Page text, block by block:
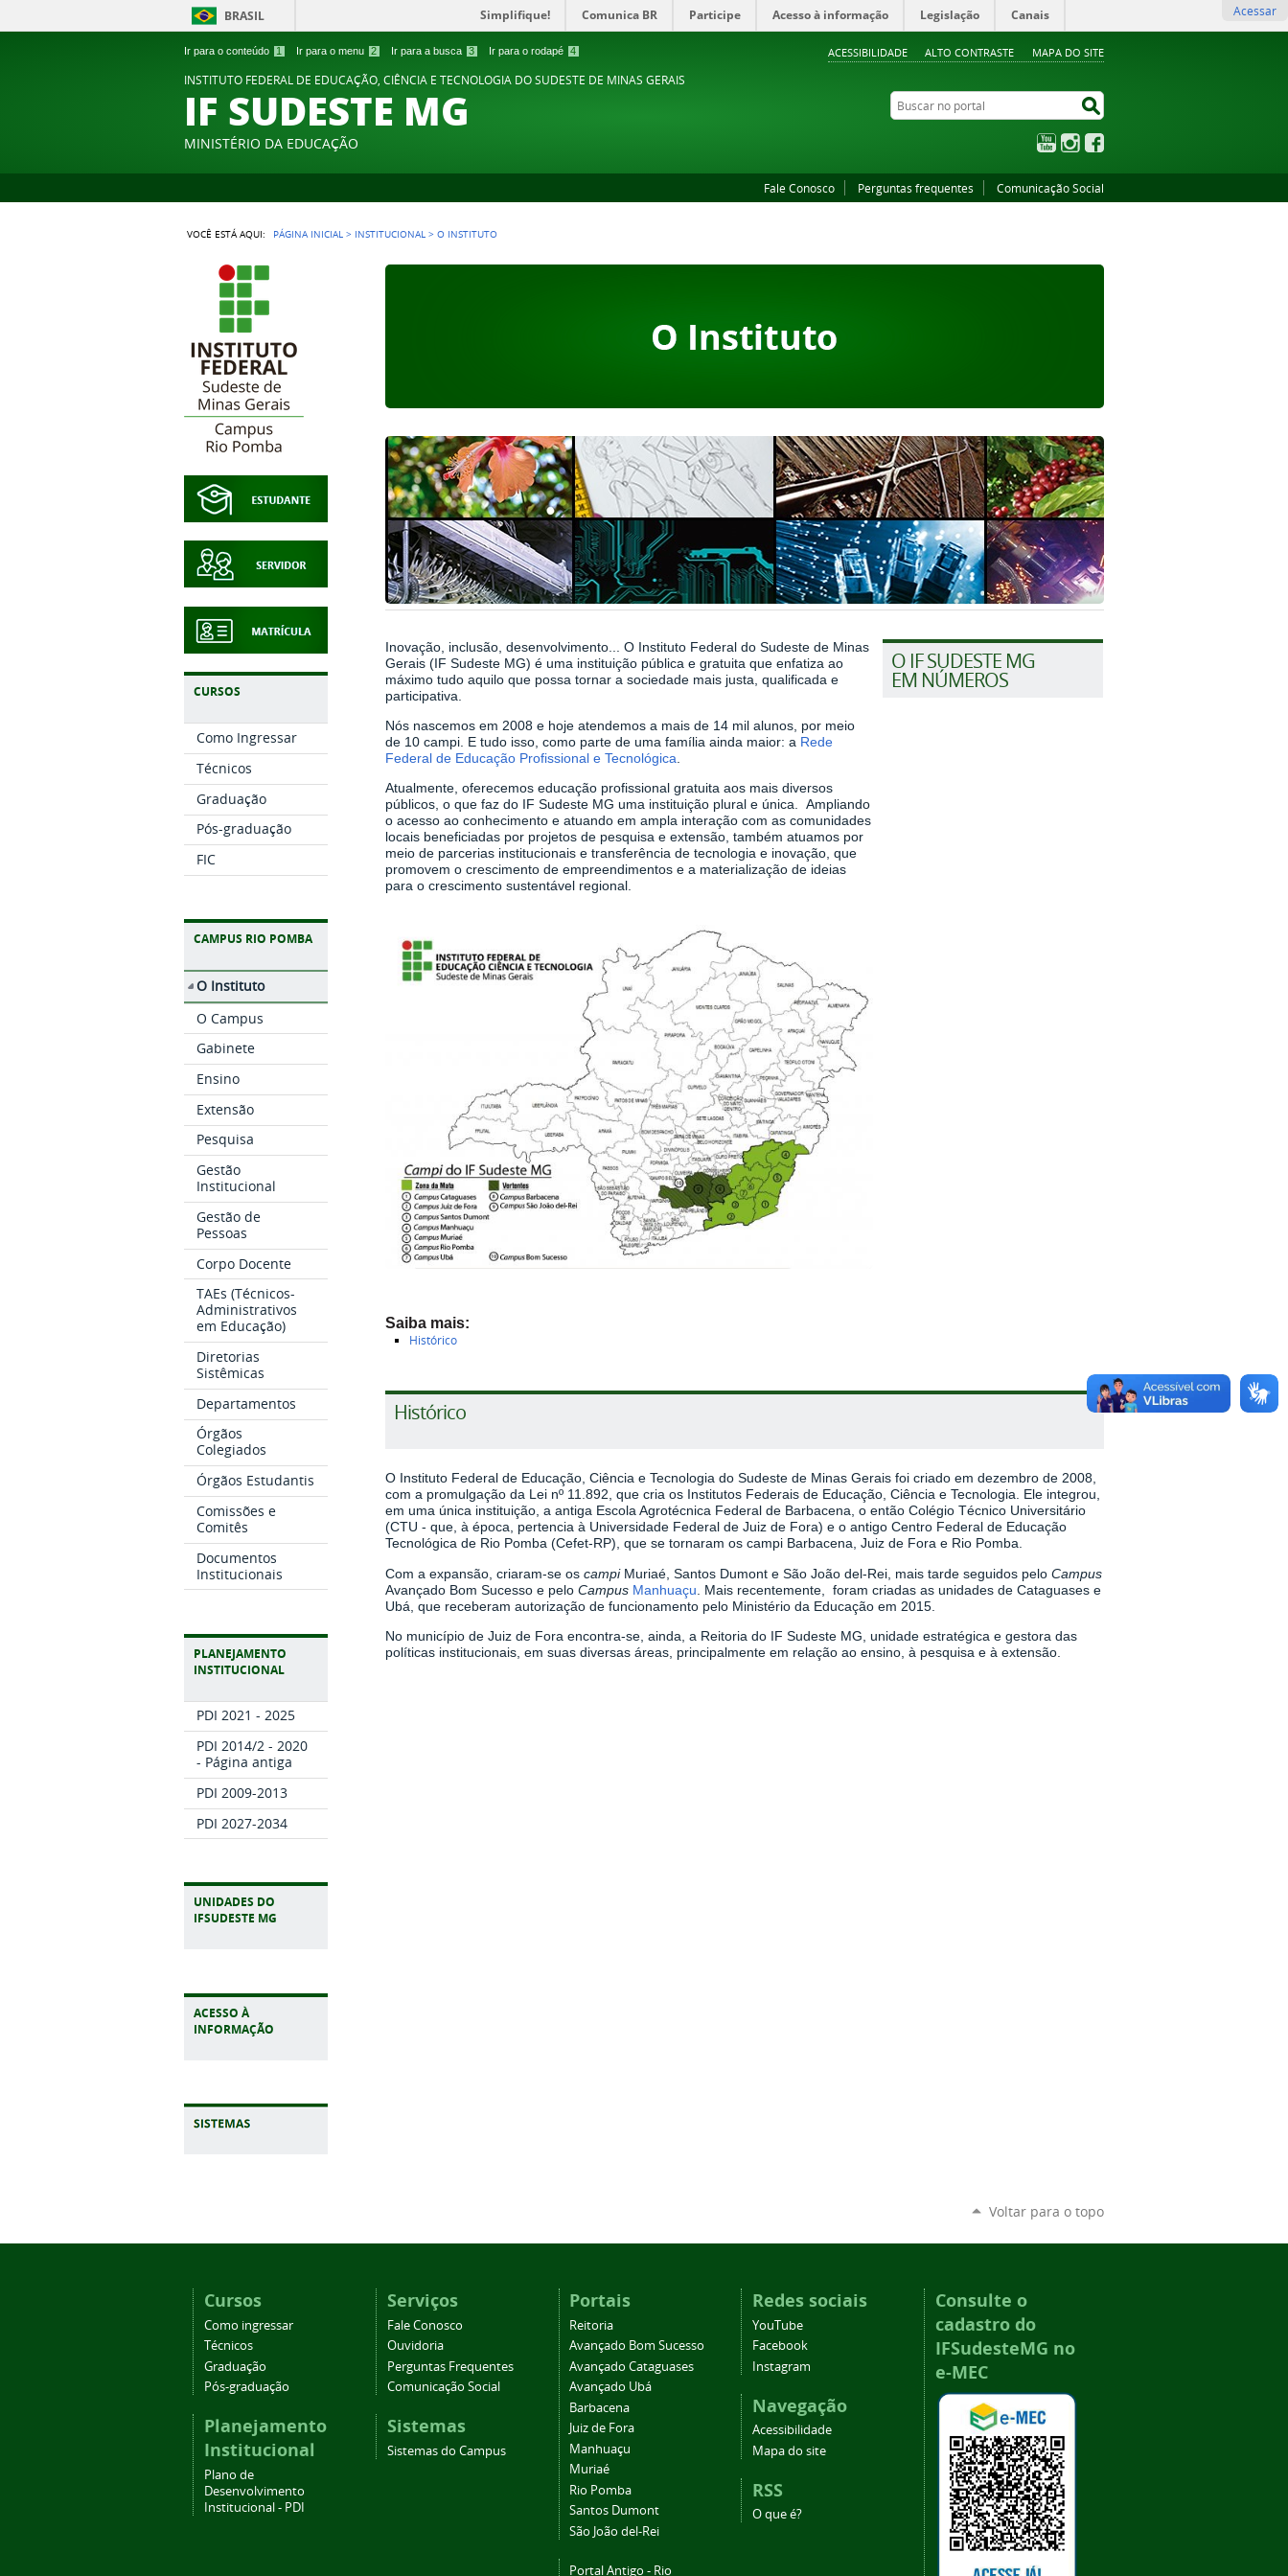
Ir para o conteúdo 1 Ir para o menu 2 Ir para a busca 3 Ir para o rodapé 4 ACESSIBILIDADE ALTO CONTRASTE MAPA DO SITE
BRASIL Simplifique! Comunica BR Participe Acesso à informação Legislação Canais Acessar
INSTITUTO FEDERAL DE EDUCAÇÃO, CIÊNCIA E TECNOLOGIA DO SUDESTE DE MINAS GERAIS
IF SUDESTE MG
MINISTÉRIO DA EDUCAÇÃO
Buscar no portal
YouTubeInstagram
Fale Conosco Perguntas frequentes Comunicação Social
VOCÊ ESTÁ AQUI: PÁGINA INICIAL > INSTITUCIONAL >O INSTITUTO
CURSOS
Como Ingressar
Técnicos
Graduação
Pós-graduação
FIC
CAMPUS RIO POMBA
O Instituto
O Campus
Gabinete
Ensino
Extensão
Pesquisa
Gestão
Institucional
Gestão de
Pessoas
Corpo Docente
TAEs (Técnicos-
Administrativos
em Educação)
Diretorias
Sistêmicas
Departamentos
Órgãos
Colegiados
Órgãos Estudantis
Comissões e
Comitês
Documentos
Institucionais
PLANEJAMENTO
INSTITUCIONAL
PDI 2021 - 2025
PDI 2014/2 - 2020
- Página antiga
PDI 2009-2013
PDI 2027-2034
UNIDADES DO
IFSUDESTE MG
ACESSO À
INFORMAÇÃO
Inovação, inclusão, desenvolvimento... O Instituto Federal do Sudeste de Minas
Gerais (IF Sudeste MG) é uma instituição pública e gratuita que enfatiza ao
máximo tudo aquilo que possa tornar a sociedade mais justa, qualificada e
participativa.
Nós nascemos em 2008 e hoje atendemos a mais de 14 mil alunos, por meio
de 10 campi. E tudo isso, como parte de uma família ainda maior: a Rede
Federal de Educação Profissional e Tecnológica
Atualmente, oferecemos educação profissional gratuita aos mais diversos
públicos, o que faz do IF Sudeste MG uma instituição plural e única. Ampliando
o acesso ao conhecimento e atuando em ampla interação com as comunidades
locais beneficiadas por projetos de pesquisa e extensão, também atuamos por
meio de parcerias institucionais e transferência de tecnologia e inovação, que
promovem o crescimento de empreendimentos e a materialização de ideias
para o crescimento sustentável regional.
Saiba mais:
Histórico
O IF SUDESTE MG
EM NÚMEROS
Histórico
O Instituto Federal de Educação, Ciência e Tecnologia do Sudeste de Minas Gerais foi criado em dezembro de 2008,
com a promulgação da Lei nº 11.892, que cria os Institutos Federais de Educação, Ciência e Tecnologia. Ele integrou,
em uma única instituição, a antiga Escola Agrotécnica Federal de Barbacena, o então Colégio Técnico Universitário
(CTU - que, à época, pertencia à Universidade Federal de Juiz de Fora) e o antigo Centro Federal de Educação
Tecnológica de Rio Pomba (Cefet-RP), que se tornaram os campi Barbacena, Juiz de Fora e Rio Pomba.
Com a expansão, criaram-se os campiMuriaé, Santos Dumont e São João del-Rei, mais tarde seguidos pelo Campus
Avançado Bom Sucesso e pelo Campus Manhuaçu . Mais recentemente, foram criadas as unidades de Cataguases e
Ubá, que receberam autorização de funcionamento pelo Ministério da Educação em 2015.
No município de Juiz de Fora encontra-se, ainda, a Reitoria do IF Sudeste MG, unidade estratégica e gestora das
políticas institucionais, em suas diversas áreas, principalmente em relação ao ensino, à pesquisa e à extensão.
Voltar para o topo
Cursos
Como ingressar
Técnicos
Graduação
Pós-graduação
Planejamento
Institucional
Plano de
Desenvolvimento
Institucional - PDI
Serviços
Fale Conosco
Ouvidoria
Perguntas Frequentes
Comunicação Social
Sistemas
Sistemas do Campus
Portais
Reitoria
Avançado Bom Sucesso
Avançado Cataguases
Avançado Ubá
Barbacena
Juiz de Fora
Manhuaçu
Muriaé
Rio Pomba
Santos Dumont
São João del-Rei
Portal Antigo - Rio
Redes sociais
YouTube
Facebook
Instagram
Navegação
Acessibilidade
Mapa do site
RSS
O que é?
Consulte o
cadastro do
IFSudesteMG no
e-MEC